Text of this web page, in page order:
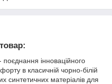
інноваційного
в класичній чорно-білій
синтетичних матеріалів для